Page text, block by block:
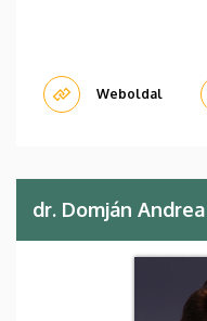
Weboldal
dr. Domján Andrea